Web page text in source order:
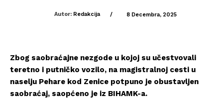
Autor: Redakcija / 8 Decembra, 2025
Zbog saobraćajne nezgode u kojoj su učestvovali
teretno i putničko vozilo, na magistralnoj cesti u
naselju Pehare kod Zenice potpuno je obustavljen
saobraćaj, saopćeno je iz BIHAMK-a.